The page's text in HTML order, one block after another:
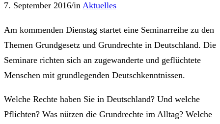
7. September 2016/in Aktuelles
Am kommenden Dienstag startet eine Seminarreihe zu den
Themen Grundgesetz und Grundrechte in Deutschland. Die
Seminare richten sich an zugewanderte und geflüchtete
Menschen mit grundlegenden Deutschkenntnissen.
Welche Rechte haben Sie in Deutschland? Und welche
Pflichten? Was nützen die Grundrechte im Alltag? Welche